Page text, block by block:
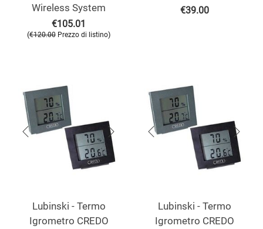
Wireless System
€105.01
(€120.00 Prezzo di listino)
€39.00
Lubinski - Termo
Igrometro CREDO
Lubinski - Termo
Igrometro CREDO